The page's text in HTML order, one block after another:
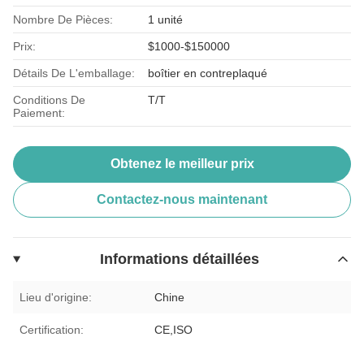
Nombre De Pièces: 1 unité
Prix: $1000-$150000
Détails De L'emballage: boîtier en contreplaqué
Conditions De
Paiement:
T/T
Obtenez le meilleur prix
Contactez-nous maintenant
Informations détaillées
Lieu d'origine: Chine
Certification: CE,ISO